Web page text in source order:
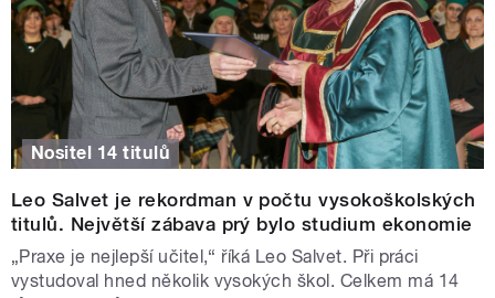
Nositel 14 titulů
Leo Salvet je rekordman v počtu vysokoškolských
titulů. Největší zábava prý bylo studium ekonomie
„Praxe je nejlepší učitel,“ říká Leo Salvet. Při práci
vystudoval hned několik vysokých škol. Celkem má 14